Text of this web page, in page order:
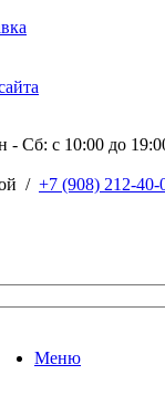
- Сб: c 10:00 до
/ +7 (908) 212-40-
Меню